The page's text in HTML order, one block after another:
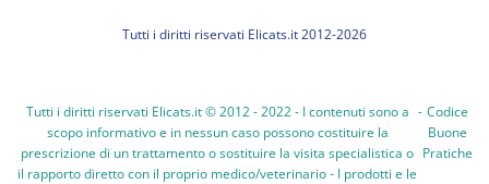
Tutti i diritti riservati Elicats.it 2012-2026
Tutti i diritti riservati Elicats.it © 2012 - 2022 - I contenuti sono a
scopo informativo e in nessun caso possono costituire la
prescrizione di un trattamento o sostituire la visita specialistica o
il rapporto diretto con il proprio medico/veterinario - I prodotti e le
- Codice
Buone
Pratiche